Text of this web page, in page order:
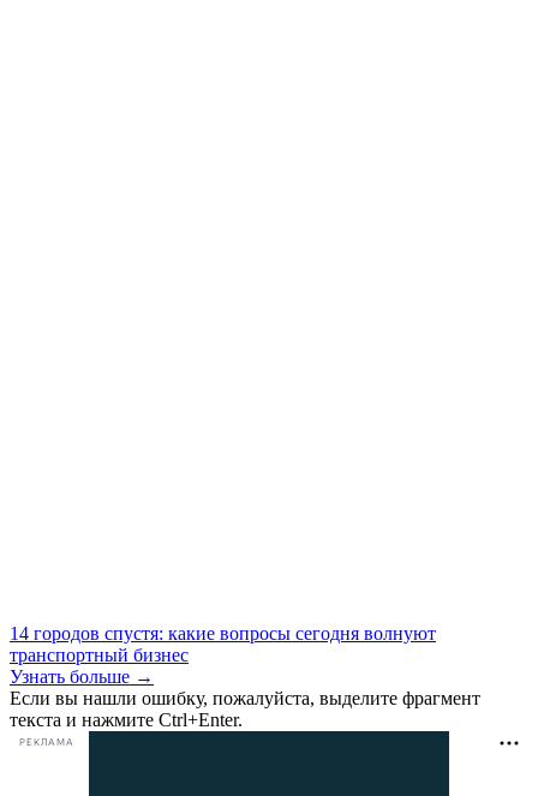
14 городов спустя: какие вопросы сегодня волнуют
транспортный бизнес
Узнать больше →
Если вы нашли ошибку, пожалуйста, выделите фрагмент
текста и нажмите Ctrl+Enter.
РЕКЛАМА